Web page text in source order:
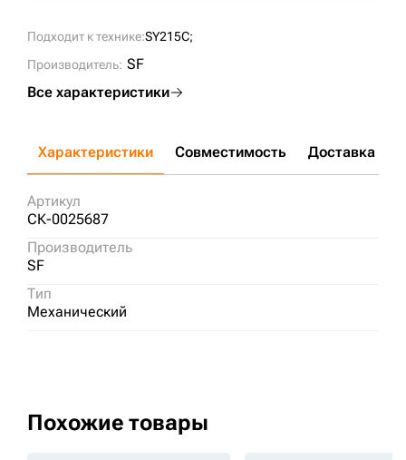
Подходит к технике:SY215C;
Производитель: SF
Все характеристики
Характеристики Совместимость Доставка и
Артикул
СК-0025687
Производитель
SF
Тип
Механический
Похожие товары